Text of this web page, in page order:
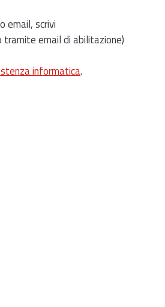
email, scrivi
email di abilitazione)
informatica.